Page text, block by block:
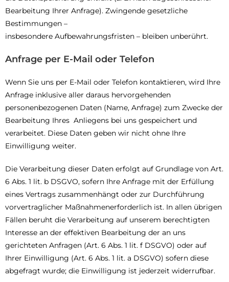
Bearbeitung Ihrer Anfrage). Zwingende gesetzliche
Bestimmungen –
insbesondere Aufbewahrungsfristen – bleiben unberührt.
Anfrage per E-Mail oder Telefon
Wenn Sie uns per E-Mail oder Telefon kontaktieren, wird Ihre
Anfrage inklusive aller daraus hervorgehenden
personenbezogenen Daten (Name, Anfrage) zum Zwecke der
Bearbeitung Ihres Anliegens bei uns gespeichert und
verarbeitet. Diese Daten geben wir nicht ohne Ihre
Einwilligung weiter.
Die Verarbeitung dieser Daten erfolgt auf Grundlage von Art.
6 Abs. 1 lit. b DSGVO, sofern Ihre Anfrage mit der Erfüllung
eines Vertrags zusammenhängt oder zur Durchführung
vorvertraglicher Maßnahmenerforderlich ist. In allen übrigen
Fällen beruht die Verarbeitung auf unserem berechtigten
Interesse an der effektiven Bearbeitung der an uns
gerichteten Anfragen (Art. 6 Abs. 1 lit. f DSGVO) oder auf
Ihrer Einwilligung (Art. 6 Abs. 1 lit. a DSGVO) sofern diese
abgefragt wurde; die Einwilligung ist jederzeit widerrufbar.